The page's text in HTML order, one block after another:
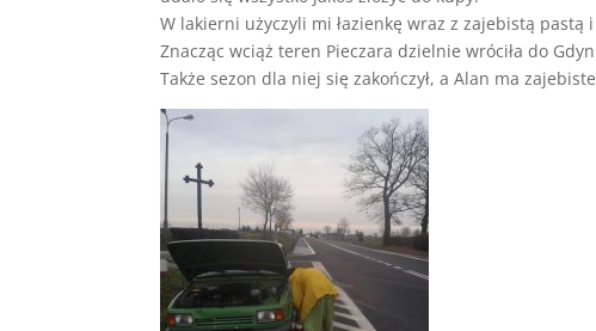
W lakierni użyczyli mi łazienkę wraz z zajebistą
Znacząc wciąż teren Pieczara dzielnie wróciła do
Także sezon dla niej się zakończył, a Alan ma